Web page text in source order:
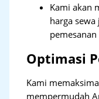
Kami akan
harga
Optimasi
Kami
mempermudah